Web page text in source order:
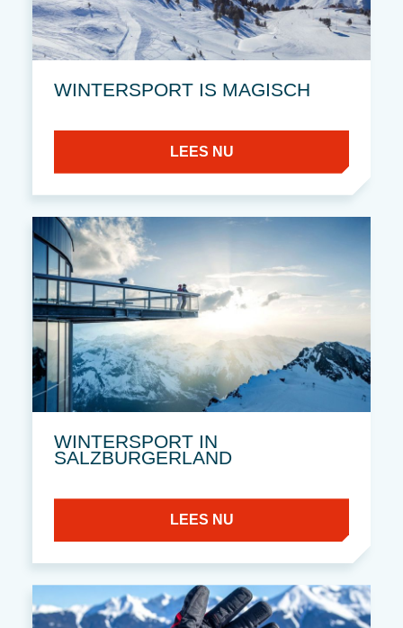
WINTERSPORT IS MAGISCH
LEES NU
WINTERSPORT IN
SALZBURGERLAND
LEES NU